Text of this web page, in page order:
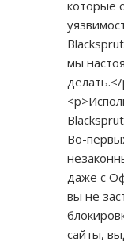
которые
мы
Во-
даже с
вы не
сайты,